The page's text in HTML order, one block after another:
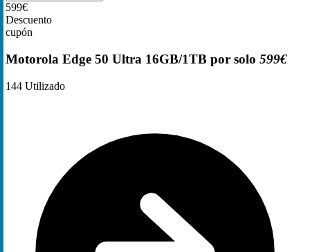
599€
Descuento
cupón
Motorola Edge 50 Ultra 16GB/1TB por solo 599€
144 Utilizado